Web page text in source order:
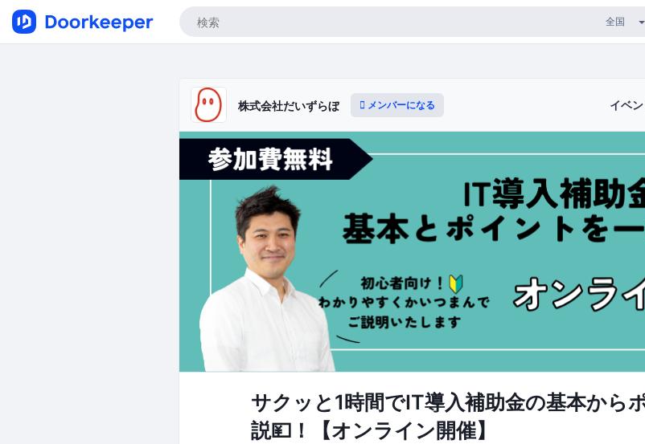
株式会社だいずらぼ メンバーになる イベン
サクッと1時間でIT導入補助金の基本から
説💴！【オンライン開催】